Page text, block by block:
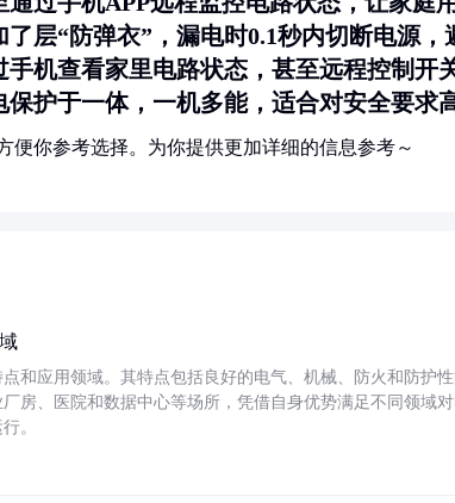
了层“防弹衣”，漏电时0.1秒内切断电源
手机查看家里电路状态，甚至远程控制开
保护于一体，一机多能，适合对安全要求
便你参考选择。为你提供更加详细的信息参考～
和应用领域。其特点包括良好的电气、机械、防火和防护
房、医院和数据中心等场所，凭借自身优势满足不同领域
。